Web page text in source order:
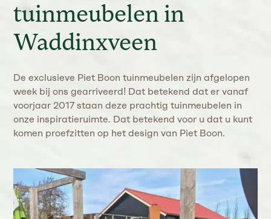
tuinmeubelen in
Waddinxveen
De exclusieve Piet Boon tuinmeubelen zijn afgelopen
week bij ons gearriveerd! Dat betekend dat er vanaf
voorjaar 2017 staan deze prachtig tuinmeubelen in
onze inspiratieruimte. Dat betekend voor u dat u kunt
komen proefzitten op het design van Piet Boon.